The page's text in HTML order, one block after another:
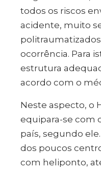
todos os riscos
acidente, muito
ocorrência. Para
estrutura
acordo com o
Neste aspecto, o
equipara-se com
país, segundo
dos poucos
com heliponto,